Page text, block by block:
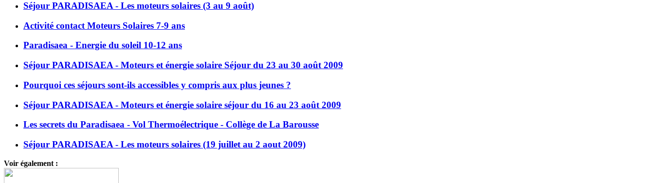
Séjour PARADISAEA - Les moteurs solaires (3 au 9 août)
Activité contact Moteurs Solaires 7-9 ans
Paradisaea - Energie du soleil 10-12 ans
Séjour PARADISAEA - Moteurs et énergie solaire Séjour du 23 au 30 août 2009
Pourquoi ces séjours sont-ils accessibles y compris aux plus jeunes ?
Séjour PARADISAEA - Moteurs et énergie solaire séjour du 16 au 23 août 2009
Les secrets du Paradisaea - Vol Thermoélectrique - Collège de La Barousse
Séjour PARADISAEA - Les moteurs solaires (19 juillet au 2 aout 2009)
Voir également :